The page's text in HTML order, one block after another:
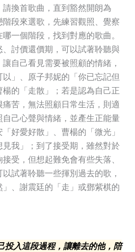
換首歌曲，直到豁然開朗為
段來選歌，先練習觀照、覺察
一個階段，找到對應的歌曲。
討價還價期，可以試著聆聽與
自己看見需要被照顧的情緒，
」、原子邦妮的「你已忘記但
的「走散」；若是認為自己正
苦，無法照顧日常生活，則適
己心聲與情緒，並產生正能量
好愛好散」、曹楊的「微光」
我」；到了接受期，雖然對於
受，但想起難免會有些失落、
試著聆聽一些揮別過去的歌，
、謝震廷的「走」或鄧紫棋的
投入這段過程，讓離去的他，陪